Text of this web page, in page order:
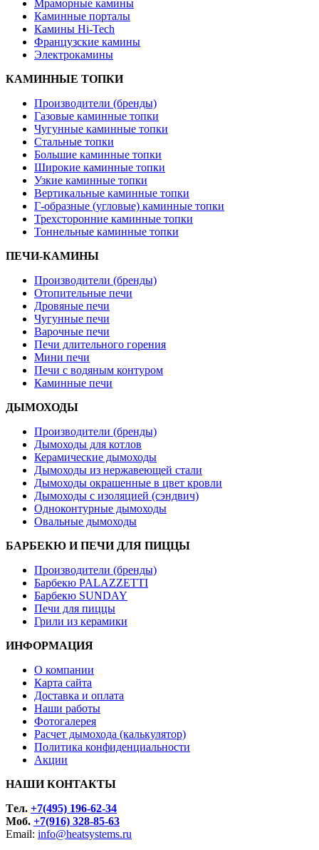
Мраморные камины
Каминные порталы
Камины Hi-Tech
Французские камины
Электрокамины
КАМИННЫЕ ТОПКИ
Производители (бренды)
Газовые каминные топки
Чугунные каминные топки
Стальные топки
Большие каминные топки
Широкие каминные топки
Узкие каминные топки
Вертикальные каминные топки
Г-образные (угловые) каминные топки
Трехсторонние каминные топки
Тоннельные каминные топки
ПЕЧИ-КАМИНЫ
Производители (бренды)
Отопительные печи
Дровяные печи
Чугунные печи
Варочные печи
Печи длительного горения
Мини печи
Печи с водяным контуром
Каминные печи
ДЫМОХОДЫ
Производители (бренды)
Дымоходы для котлов
Керамические дымоходы
Дымоходы из нержавеющей стали
Дымоходы окрашенные в цвет кровли
Дымоходы с изоляцией (сэндвич)
Одноконтурные дымоходы
Овальные дымоходы
БАРБЕКЮ И ПЕЧИ ДЛЯ ПИЦЦЫ
Производители (бренды)
Барбекю PALAZZETTI
Барбекю SUNDAY
Печи для пиццы
Грили из керамики
ИНФОРМАЦИЯ
О компании
Карта сайта
Доставка и оплата
Наши работы
Фотогалерея
Расчет дымохода (калькулятор)
Политика конфиденциальности
Акции
НАШИ КОНТАКТЫ
Tел. +7(495) 196-62-34
Моб. +7(916) 328-85-63
Email: info@heatsystems.ru